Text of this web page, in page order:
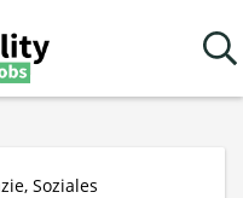
Soziales